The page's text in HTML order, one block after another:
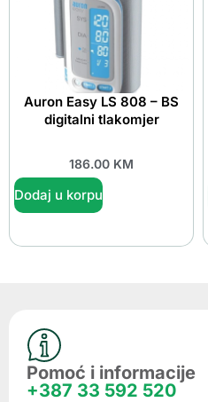
Auron Easy LS 808 – BS
digitalni tlakomjer
186.00 KM
Dodaj u korpu
Pomoć i informacije
+387 33 592 520